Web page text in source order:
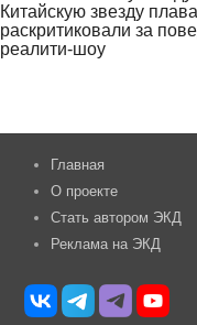
Китайскую звезду
раскритиковали за
реалити-шоу
Главная
О проекте
Стать автором ЭКД
Реклама на ЭКД